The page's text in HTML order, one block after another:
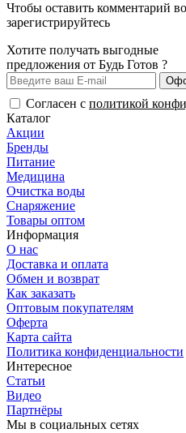
Чтобы оставить комментарий
зарегистрируйтесь
Хотите получать выгодные
предложения от Будь Готов ?
Согласен с политикой
Каталог
Акции
Бренды
Питание
Медицина
Очистка воды
Снаряжение
Товары оптом
Информация
О нас
Доставка и оплата
Обмен и возврат
Как заказать
Оптовым покупателям
Оферта
Карта сайта
Политика конфиденциальности
Интересное
Статьи
Видео
Партнёры
Мы в социальных сетях